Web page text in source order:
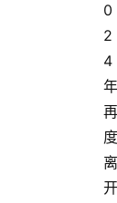
0
2
4
年
再
度
离
开